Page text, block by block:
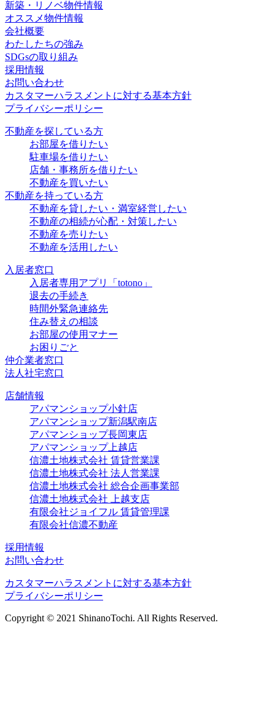
新築・リノベ物件情報
オススメ物件情報
会社概要
わたしたちの強み
SDGsの取り組み
採用情報
お問い合わせ
カスタマーハラスメントに対する基本方針
プライバシーポリシー
不動産を探している方
お部屋を借りたい
駐車場を借りたい
店舗・事務所を借りたい
不動産を買いたい
不動産を持っている方
不動産を貸したい・満室経営したい
不動産の相続が心配・対策したい
不動産を売りたい
不動産を活用したい
入居者窓口
入居者専用アプリ「totono」
退去の手続き
時間外緊急連絡先
住み替えの相談
お部屋の使用マナー
お困りごと
仲介業者窓口
法人社宅窓口
店舗情報
アパマンショップ小針店
アパマンショップ新潟駅南店
アパマンショップ長岡東店
アパマンショップ上越店
信濃土地株式会社 賃貸営業課
信濃土地株式会社 法人営業課
信濃土地株式会社 総合企画事業部
信濃土地株式会社 上越支店
有限会社ジョイフル 賃貸管理課
有限会社信濃不動産
採用情報
お問い合わせ
カスタマーハラスメントに対する基本方針
プライバシーポリシー
Copyright © 2021 ShinanoTochi. All Rights Reserved.